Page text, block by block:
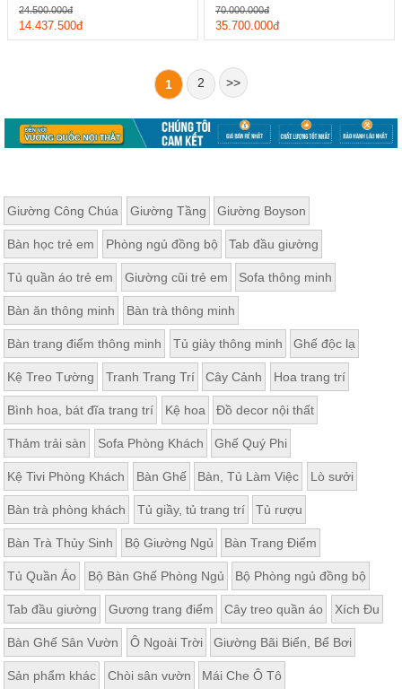
14.437.500đ
24.500.000đ
35.700.000đ
70.000.000đ
1 2 >>
Giường Công Chúa Giường Tầng Giường Boyson
Bàn học trẻ em Phòng ngủ đồng bộ Tab đầu giường
Tủ quần áo trẻ em Giường cũi trẻ em Sofa thông minh
Bàn ăn thông minh Bàn trà thông minh
Bàn trang điểm thông minh Tủ giày thông minh Ghế độc lạ
Kệ Treo Tường Tranh Trang Trí Cây Cảnh Hoa trang trí
Bình hoa, bát đĩa trang trí Kệ hoa Đồ decor nội thất
Thảm trải sàn Sofa Phòng Khách Ghế Quý Phi
Kệ Tivi Phòng Khách Bàn Ghế Bàn, Tủ Làm Việc Lò sưởi
Bàn trà phòng khách Tủ giầy, tủ trang trí Tủ rượu
Bàn Trà Thủy Sinh Bộ Giường Ngủ Bàn Trang Điểm
Tủ Quần Áo Bộ Bàn Ghế Phòng Ngủ Bộ Phòng ngủ đồng bộ
Tab đầu giường Gương trang điểm Cây treo quần áo Xích Đu
Bàn Ghế Sân Vườn Ô Ngoài Trời Giường Bãi Biển, Bể Bơi
Sản phẩm khác Chòi sân vườn Mái Che Ô Tô